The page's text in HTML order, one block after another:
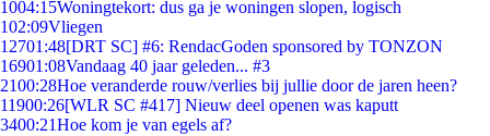
1004:15Woningtekort: dus ga je woningen slopen, logisch
102:09Vliegen
12701:48[DRT SC] #6: RendacGoden sponsored by TONZON
16901:08Vandaag 40 jaar geleden... #3
2100:28Hoe veranderde rouw/verlies bij jullie door de jaren heen?
11900:26[WLR SC #417] Nieuw deel openen was kaputt
3400:21Hoe kom je van egels af?